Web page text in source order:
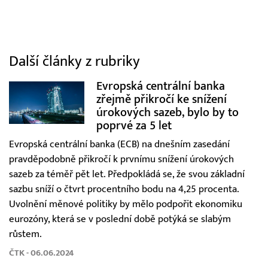
Další články z rubriky
Evropská centrální banka
zřejmě přikročí ke snížení
úrokových sazeb, bylo by to
poprvé za 5 let
Evropská centrální banka (ECB) na dnešním zasedání
pravděpodobně přikročí k prvnímu snížení úrokových
sazeb za téměř pět let. Předpokládá se, že svou základní
sazbu sníží o čtvrt procentního bodu na 4,25 procenta.
Uvolnění měnové politiky by mělo podpořit ekonomiku
eurozóny, která se v poslední době potýká se slabým
růstem.
ČTK - 06.06.2024